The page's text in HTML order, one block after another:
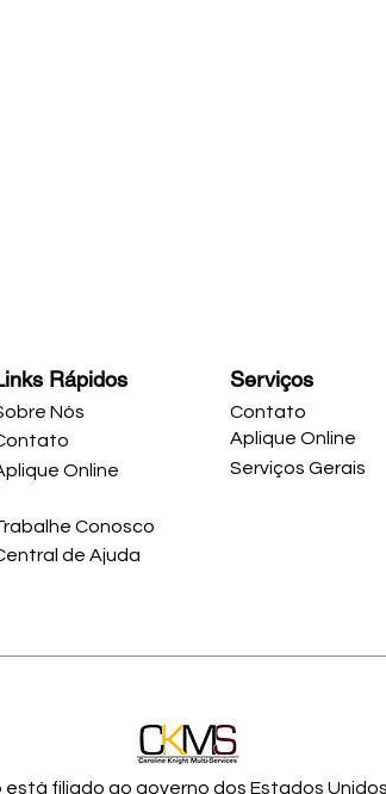
Rápidos
Nós
Online
Conosco
de Ajuda
Serviços
Contato
Aplique Online
Serviços Gerais
está filiado ao governo dos Estados